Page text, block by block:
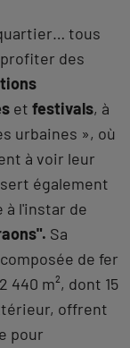
tous
des
et festivals, à
urbaines », où
à voir leur
également
à l'instar de
Sa
de fer
m², dont 15
offrent
pour